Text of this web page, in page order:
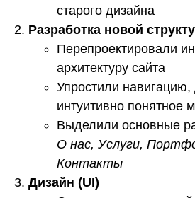
старого дизайна
Разработка новой
Перепроектировали
архитектуру сайта
Упростили
интуитивно понятное
Выделили основные
О нас, Услуги,
Контакты
Дизайн (UI)